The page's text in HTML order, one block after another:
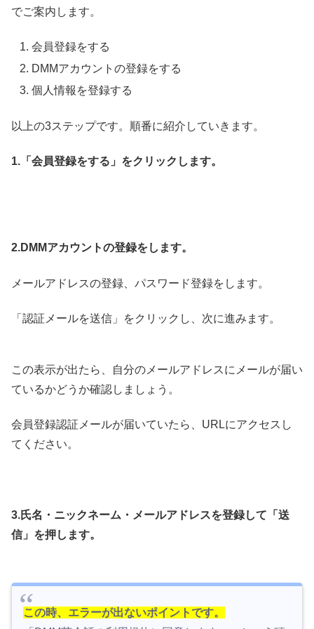
でご案内します。
会員登録をする
DMMアカウントの登録をする
個人情報を登録する
以上の3ステップです。順番に紹介していきます。
1.「会員登録をする」をクリックします。
2.DMMアカウントの登録をします。
メールアドレスの登録、パスワード登録をします。
「認証メールを送信」をクリックし、次に進みます。
この表示が出たら、自分のメールアドレスにメールが届い
ているかどうか確認しましょう。
会員登録認証メールが届いていたら、URLにアクセスし
てください。
3.氏名・ニックネーム・メールアドレスを登録して「送
信」を押します。
この時、エラーが出ないポイントです。